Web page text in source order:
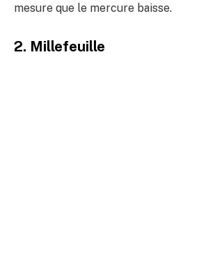
mesure que le mercure baisse.
2. Millefeuille